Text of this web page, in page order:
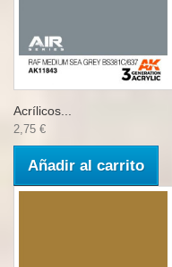
Acrílicos...
2,75 €
Añadir al carrito